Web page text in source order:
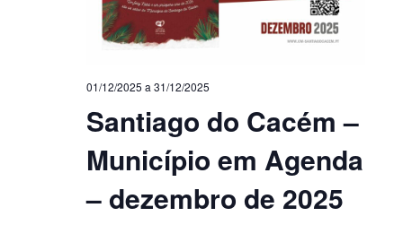
Santiago do Cacém –
Município em Agenda
– dezembro de 2025
01/12/2025 a 31/12/2025